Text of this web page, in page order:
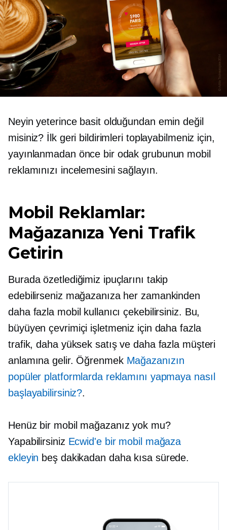
Neyin yeterince basit olduğundan emin değil
misiniz? İlk geri bildirimleri toplayabilmeniz için,
yayınlanmadan önce bir odak grubunun mobil
reklamınızı incelemesini sağlayın.
Mobil Reklamlar:
Mağazanıza Yeni Trafik
Getirin
Burada özetlediğimiz ipuçlarını takip
edebilirseniz mağazanıza her zamankinden
daha fazla mobil kullanıcı çekebilirsiniz. Bu,
büyüyen çevrimiçi işletmeniz için daha fazla
trafik, daha yüksek satış ve daha fazla müşteri
anlamına gelir. Öğrenmek Mağazanızın
popüler platformlarda reklamını yapmaya nasıl
başlayabilirsiniz?.
Henüz bir mobil mağazanız yok mu?
Yapabilirsiniz Ecwid'e bir mobil mağaza
ekleyin beş dakikadan daha kısa sürede.